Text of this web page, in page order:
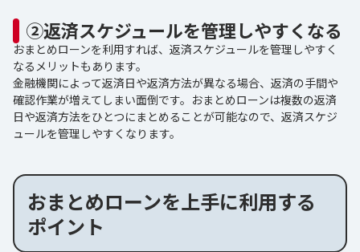
②返済スケジュールを管理しやすくなる
おまとめローンを利用すれば、返済スケジュールを管理しやすく
なるメリットもあります。
金融機関によって返済日や返済方法が異なる場合、返済の手間や
確認作業が増えてしまい面倒です。おまとめローンは複数の返済
日や返済方法をひとつにまとめることが可能なので、返済スケジ
ュールを管理しやすくなります。
おまとめローンを上手に利用する
ポイント